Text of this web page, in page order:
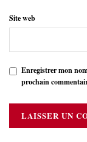
Site web
Enregistrer mon
prochain